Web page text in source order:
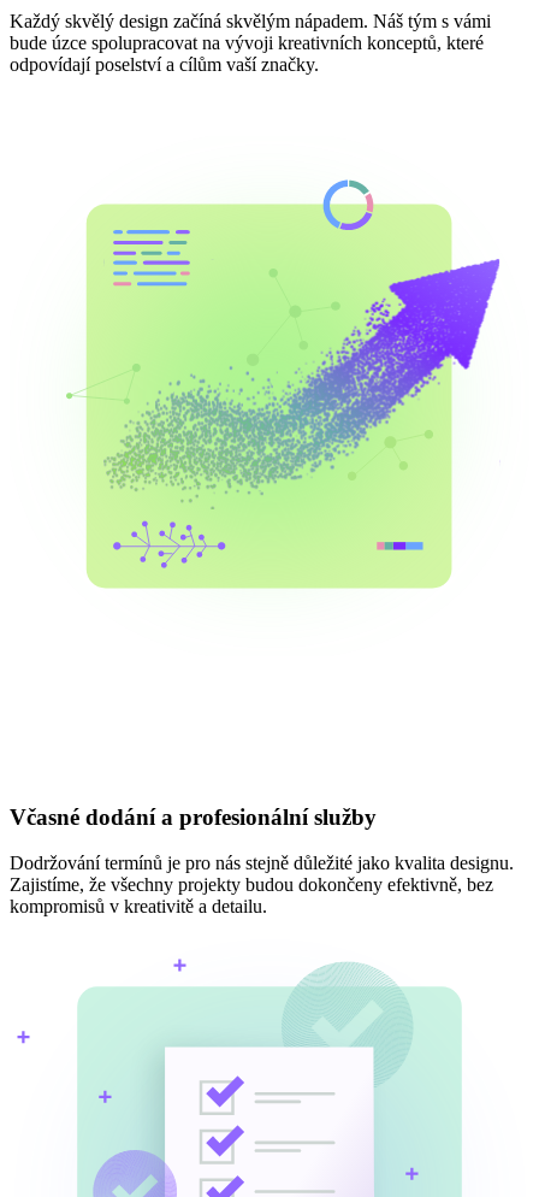
Každý skvělý design začíná skvělým nápadem. Náš tým s vámi
bude úzce spolupracovat na vývoji kreativních konceptů, které
odpovídají poselství a cílům vaší značky.
Včasné dodání a profesionální služby
Dodržování termínů je pro nás stejně důležité jako kvalita designu.
Zajistíme, že všechny projekty budou dokončeny efektivně, bez
kompromisů v kreativitě a detailu.